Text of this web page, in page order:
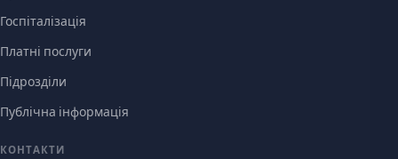
Госпіталізація
Платні послуги
Підрозділи
Публічна інформація
КОНТАКТИ